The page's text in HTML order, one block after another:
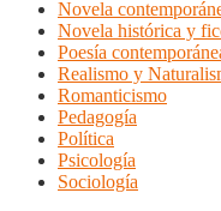
Novela
Novela histórica y
Poesía
Realismo y
Romanticismo
Pedagogía
Política
Psicología
Sociología